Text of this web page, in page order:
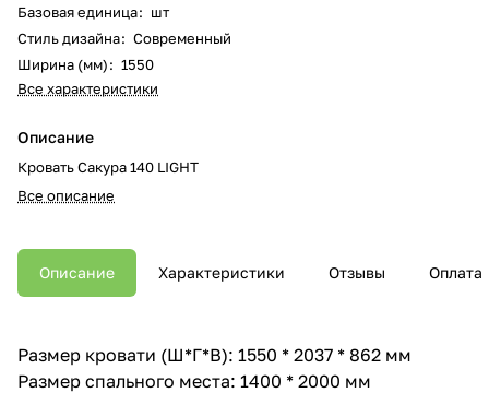
Базовая единица: шт
Стиль дизайна: Современный
Ширина (мм): 1550
Все характеристики
Описание
Кровать Сакура 140 LIGHT
Все описание
Описание Характеристики Отзывы Оплата
Размер кровати (Ш*Г*В): 1550 * 2037 * 862 мм
Размер спального места: 1400 * 2000 мм